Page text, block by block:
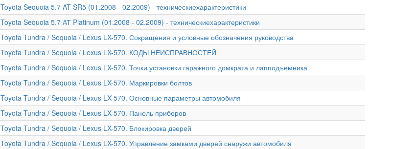
Toyota Sequoia 5.7 AT SR5 (01.2008 - 02.2009) - техническиехарактеристики
Toyota Sequoia 5.7 АТ Platinum (01.2008 - 02.2009) - техническиехарактеристики
Toyota Tundra / Sequoia / Lexus LX-570. Сокращения и условные обозначения руководства
Toyota Tundra / Sequoia / Lexus LX-570. КОДЫ НЕИСПРАВНОСТЕЙ
Toyota Tundra / Sequoia / Lexus LX-570. Точки установки гаражного домкрата и лапподъемника
Toyota Tundra / Sequoia / Lexus LX-570. Маркировки болтов
Toyota Tundra / Sequoia / Lexus LX-570. Основные параметры автомобиля
Toyota Tundra / Sequoia / Lexus LX-570. Панель приборов
Toyota Tundra / Sequoia / Lexus LX-570. Блокировка дверей
Toyota Tundra / Sequoia / Lexus LX-570. Управление замками дверей снаружи автомобиля